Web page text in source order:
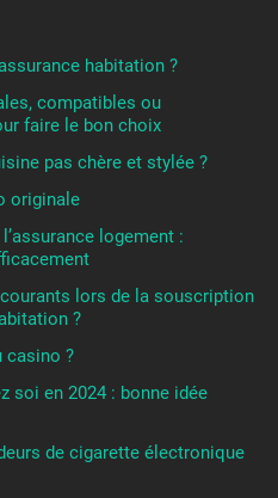
habitation ?
compatibles ou
faire le bon choix
pas chère et stylée ?
originale
logement :
lors de la souscription
?
casino ?
soi en 2024 : bonne idée
de cigarette électronique